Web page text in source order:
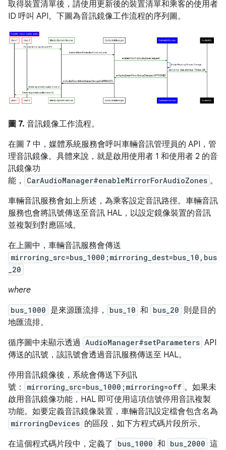
取得裝置清單後，請使用更新後的裝置清單和乘客的使用者
ID 呼叫 API。下圖為音訊鏡像工作流程的序列圖。
圖 7. 音訊鏡像工作流程。
在圖 7 中，媒體系統服務會呼叫車輛音訊管理員的 API，管
理音訊鏡像。具體來說，就是啟用使用者 1 和使用者 2 的音
訊鏡像功
能，
CarAudioManager#enableMirrorForAudioZones 。
車輛音訊服務會如上所述，為乘客設定音訊路徑。車輛音訊
服務也會將訊號傳送至音訊 HAL，以設定鏡像裝置的音訊
並複製到對應區域。
在上圖中，車輛音訊服務會傳送
mirroring_src=bus_1000;mirroring_dest=bus_10,bus
_20
where
bus_1000 是來源匯流排， bus_10 和 bus_20 則是目的
地匯流排。
循序圖中未顯示透過 AudioManager#setParameters API
傳送的訊號，該訊號會透過音訊服務傳送至 HAL。
停用音訊鏡像後，系統會傳送下列訊
號：
mirroring_src=bus_1000;mirroring=off 。如果未
啟用音訊鏡像功能，HAL 即可使用這項信號停用音訊複製
功能。如要定義音訊鏡像裝置，車輛音訊設定檔會包含名為
mirroringDevices 的區段，如下方程式碼片段所示。
在這個程式碼片段中，定義了
bus_1000 和 bus_2000 這